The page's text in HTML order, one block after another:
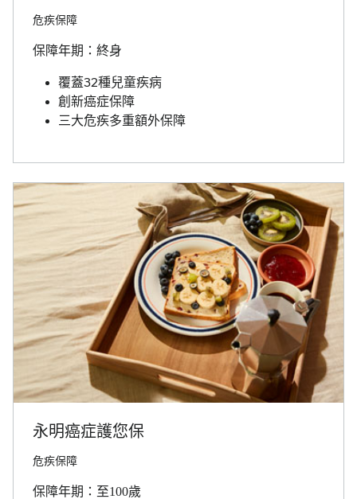
危疾保障
保障年期：終身
覆蓋32種兒童疾病
創新癌症保障
三大危疾多重額外保障
永明癌症護您保
危疾保障
保障年期：至100歲